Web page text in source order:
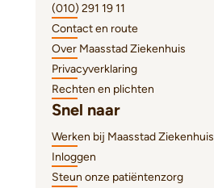
(010) 291 19 11
Contact en route
Over Maasstad Ziekenhuis
Privacyverklaring
Rechten en plichten
Snel naar
Werken bij Maasstad Ziekenhuis
Inloggen
Steun onze patiëntenzorg